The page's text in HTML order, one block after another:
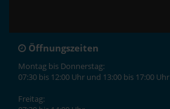
Öffnungszeiten
Montag bis Donnerstag:
07:30 bis 12:00 Uhr und 13:00 bis 17:00 Uhr
Freitag: